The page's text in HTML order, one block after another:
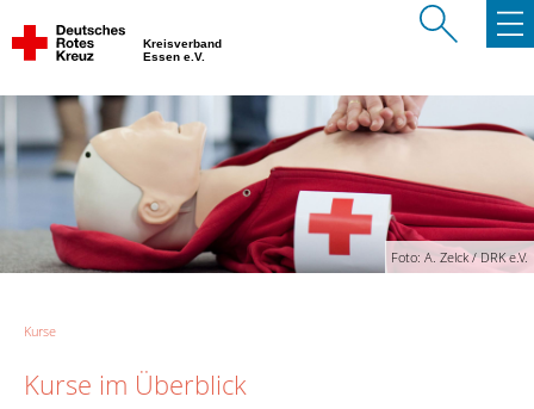
Kreisverband
Essen e.V.
Foto: A. Zelck / DRK e.V.
Kurse
Kurse im Überblick